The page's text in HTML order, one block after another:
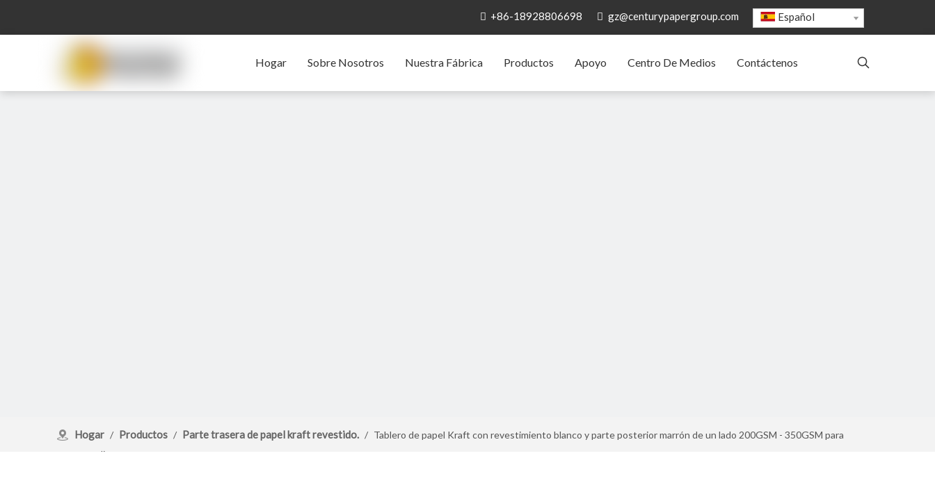
 +86-18928806698  gz@centurypapergroup.com Español
Hogar Sobre Nosotros Nuestra Fábrica Productos Apoyo Centro De Medios Contáctenos
Hogar / Productos / Parte trasera de papel kraft revestido. / Tablero de papel Kraft con revestimiento blanco y parte posterior marrón de un lado 200GSM - 350GSM para
empacar alimentos